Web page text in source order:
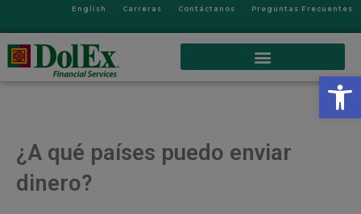
English Carreras Contáctanos Preguntas Frecuentes
¿A qué países puedo enviar
dinero?